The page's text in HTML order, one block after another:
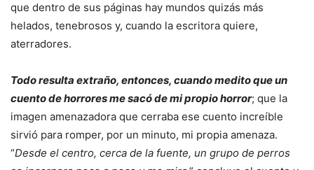
que dentro de sus páginas hay mundos quizás más
helados, tenebrosos y, cuando la escritora quiere,
aterradores.
Todo resulta extraño, entonces, cuando medito que un
cuento de horrores me sacó de mi propio horror; que la
imagen amenazadora que cerraba ese cuento increíble
sirvió para romper, por un minuto, mi propia amenaza.
“Desde el centro, cerca de la fuente, un grupo de perros